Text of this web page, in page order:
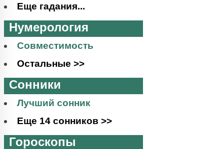
Еще гадания...
Нумерология
Совместимость
Остальные >>
Сонники
Лучший сонник
Еще 14 сонников >>
Гороскопы